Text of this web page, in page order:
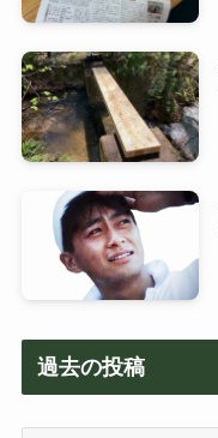
過去の投稿